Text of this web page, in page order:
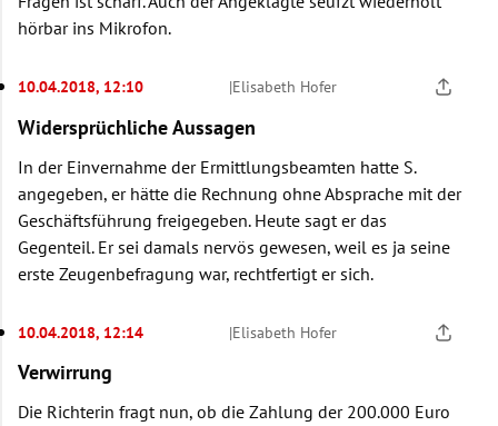
hörbar ins Mikrofon.
10.04.2018, 12:10 |Elisabeth Hofer
Widersprüchliche Aussagen
In der Einvernahme der Ermittlungsbeamten hatte S.
angegeben, er hätte die Rechnung ohne Absprache mit der
Geschäftsführung freigegeben. Heute sagt er das
Gegenteil. Er sei damals nervös gewesen, weil es ja seine
erste Zeugenbefragung war, rechtfertigt er sich.
10.04.2018, 12:14 |Elisabeth Hofer
Verwirrung
Die Richterin fragt nun, ob die Zahlung der 200.000 Euro